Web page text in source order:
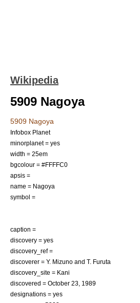
Wikipedia
5909 Nagoya
5909 Nagoya
Infobox Planet
minorplanet = yes
width = 25em
bgcolour = #FFFFC0
apsis =
name = Nagoya
symbol =
caption =
discovery = yes
discovery_ref =
discoverer = Y. Mizuno and T. Furuta
discovery_site = Kani
discovered = October 23 1989
designations = yes